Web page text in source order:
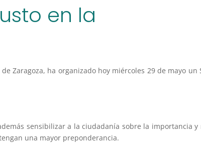
en la
Zaragoza, ha organizado hoy miércoles 29 de mayo un
sensibilizar a la ciudadanía sobre la importancia
una mayor preponderancia.